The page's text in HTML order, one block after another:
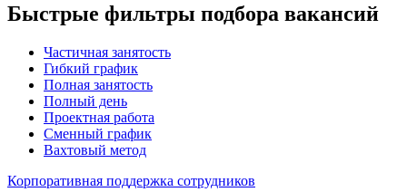
Быстрые фильтры подбора вакансий
Частичная занятость
Гибкий график
Полная занятость
Полный день
Проектная работа
Сменный график
Вахтовый метод
Корпоративная поддержка сотрудников